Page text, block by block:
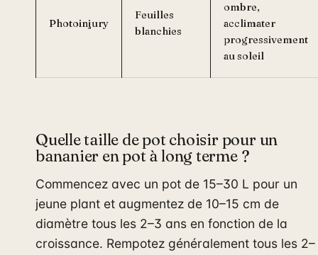
Photoinjury
Feuilles
blanchies
ombre,
acclimater
progressivement
au soleil
Quelle taille de pot choisir pour un
bananier en pot à long terme ?
Commencez avec un pot de 15–30 L pour un
jeune plant et augmentez de 10–15 cm de
diamètre tous les 2–3 ans en fonction de la
croissance. Rempotez généralement tous les 2–